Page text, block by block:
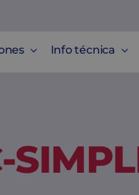
Info técnica